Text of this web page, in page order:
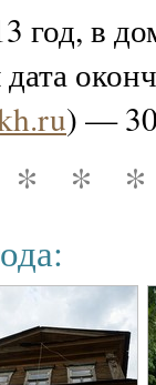
год, в
) —
* *